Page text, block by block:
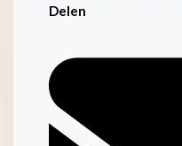
Delen